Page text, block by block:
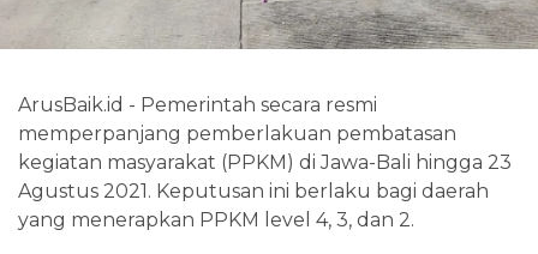
ArusBaik.id - Pemerintah secara resmi
memperpanjang pemberlakuan pembatasan
kegiatan masyarakat (PPKM) di Jawa-Bali hingga 23
Agustus 2021. Keputusan ini berlaku bagi daerah
yang menerapkan PPKM level 4, 3, dan 2.